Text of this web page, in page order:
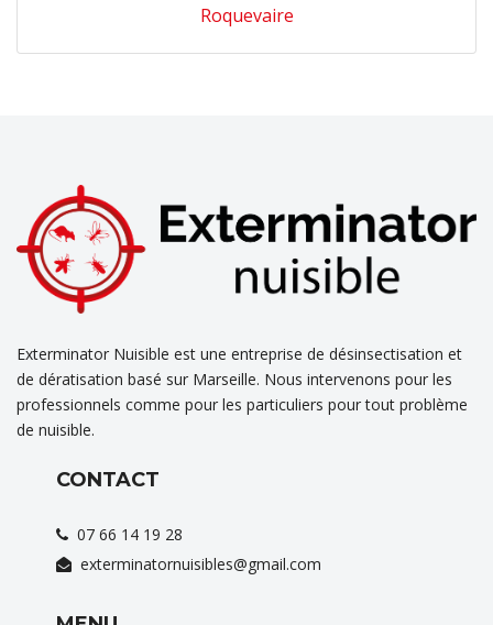
Roquevaire
Exterminator Nuisible est une entreprise de désinsectisation et
de dératisation basé sur Marseille. Nous intervenons pour les
professionnels comme pour les particuliers pour tout problème
de nuisible.
CONTACT
07 66 14 19 28
exterminatornuisibles@gmail.com